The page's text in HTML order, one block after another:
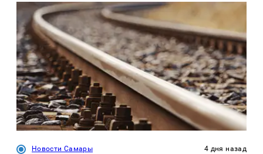
Новости Самары 4 дня назад